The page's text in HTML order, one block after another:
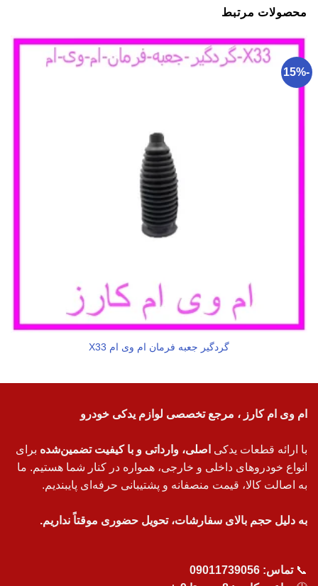
محصولات مرتبط
-15%
گردگیر جعبه فرمان ام وی ام X33
ام وی ام کارز ، مرجع تخصصی لوازم یدکی خودرو
با ارائه قطعات یدکی اصلی، وارداتی و با کیفیت تضمین‌شده برای
انواع خودروهای داخلی و خارجی، همواره در کنار شما هستیم. ما
به اصالت کالا، قیمت منصفانه و پشتیبانی حرفه‌ای پایبندیم.
به دلیل حجم بالای سفارشات، تحویل حضوری موقتاً نداریم.
📞تماس: 09011739056